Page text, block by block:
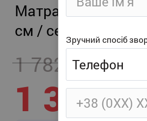
Матрац Persei Roll
см / середня
1 782 - 457
1 325
Зручний спосіб